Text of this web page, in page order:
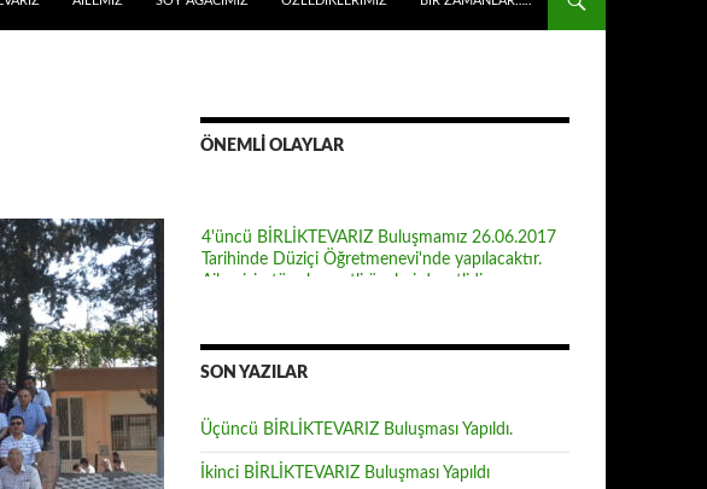
ÖNEMLİ OLAYLAR
Tarihinde Düziçi Öğretmenevi'nde yapılacaktır.
Ailemizin tüm kıymetli üyeleri davetlidir.
SON YAZILAR
Üçüncü BİRLİKTEVARIZ Buluşması Yapıldı.
İkinci BİRLİKTEVARIZ Buluşması Yapıldı